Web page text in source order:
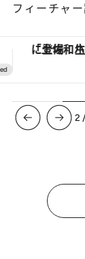
フィーチャ
【夏限定ディナーコース】旬
3 /